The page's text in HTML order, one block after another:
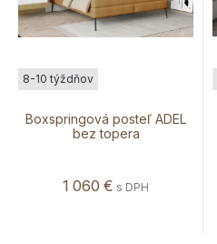
Boxspringová posteľ ADEL
bez topera
8-10 týždňov
1 060 € s DPH